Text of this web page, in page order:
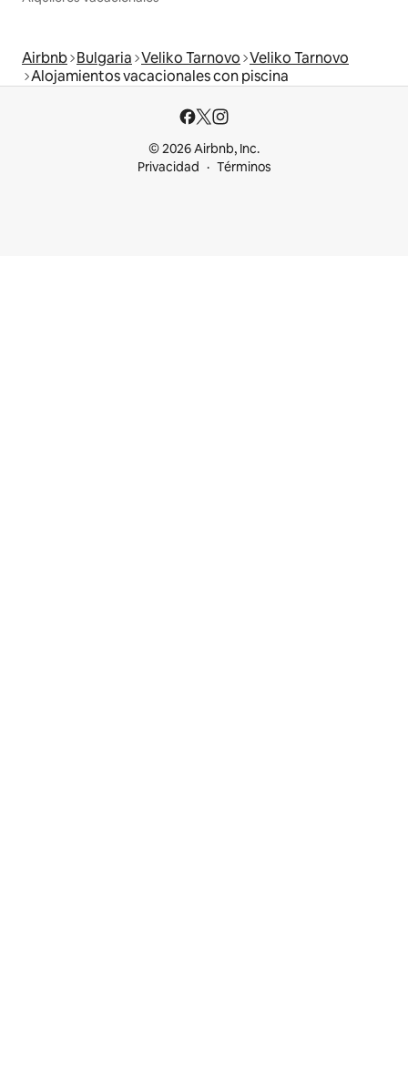
Airbnb Bulgaria Veliko Tarnovo Veliko Tarnovo
Alojamientos vacacionales con piscina
© 2026 Airbnb, Inc.
Privacidad
Términos